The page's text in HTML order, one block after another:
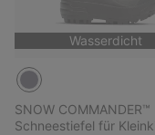
Wasserdicht
SNOW COMMANDER™
Schneestiefel für